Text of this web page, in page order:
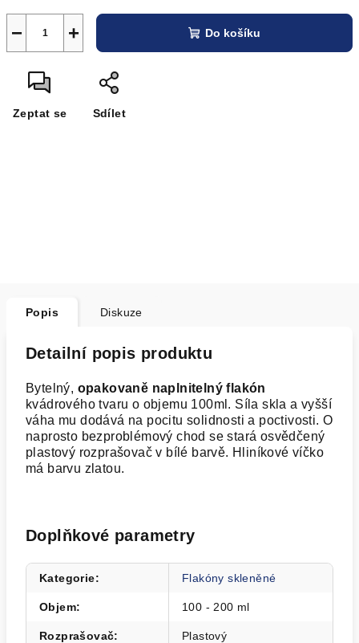
+
− Do košíku
Zeptat se Sdílet
Popis Diskuze
Detailní popis produktu
Bytelný, opakovaně naplnitelný flakón
kvádrového tvaru o objemu 100ml. Síla skla a vyšší
váha mu dodává na pocitu solidnosti a poctivosti. O
naprosto bezproblémový chod se stará osvědčený
plastový rozprašovač v bílé barvě. Hliníkové víčko
má barvu zlatou.
Doplňkové parametry
Kategorie: Flakóny skleněné
Objem: 100 - 200 ml
Rozprašovač: Plastový